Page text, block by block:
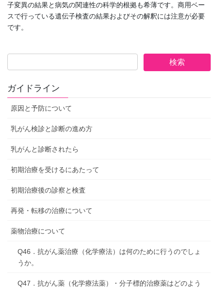
子変異の結果と病気の関連性の科学的根拠も希薄です。商用ベー
スで行っている遺伝子検査の結果およびその解釈には注意が必要
です。
ガイドライン
原因と予防について
乳がん検診と診断の進め方
乳がんと診断されたら
初期治療を受けるにあたって
初期治療後の診察と検査
再発・転移の治療について
薬物治療について
Q46．抗がん薬治療（化学療法）は何のために行うのでしょ
うか。
Q47．抗がん薬（化学療法薬）・分子標的治療薬はどのよう